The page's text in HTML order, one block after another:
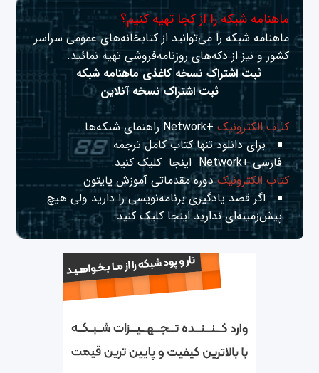
ماهنامه شبکه را از کجا تهیه کنیم؟
ماهنامه شبکه را می‌توانید از کتابخانه‌های عمومی سراسر
کشور و نیز از دکه‌های روزنامه‌فروشی تهیه نمائید.
ثبت اشتراک نسخه کاغذی ماهنامه شبکه
ثبت اشتراک نسخه آنلاین
کتاب الکترونیک+Network راهنمای شبکه‌ها
برای دانلود تنها کتاب کامل ترجمه
فارسی +Network
اینجا کلیک کنید.
کتاب الکترونیکدوره مقدماتی آموزش پایتون
اگر قصد یادگیری برنامه‌نویسی را دارید ولی هیچ
پیش‌زمینه‌ای نداریداینجا کلیک کنید.